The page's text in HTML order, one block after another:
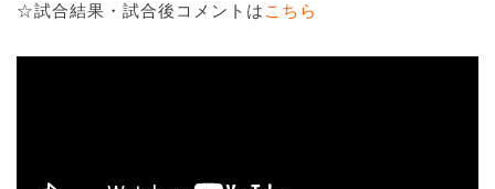
☆試合結果・試合後コメントは こちら